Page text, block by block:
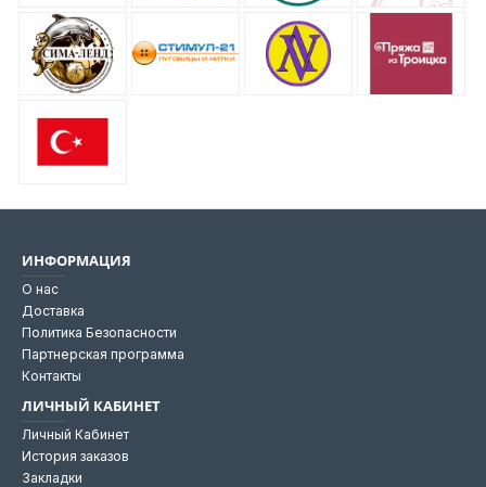
ИНФОРМАЦИЯ
О нас
Доставка
Политика Безопасности
Партнерская программа
Контакты
ЛИЧНЫЙ КАБИНЕТ
Личный Кабинет
История заказов
Закладки